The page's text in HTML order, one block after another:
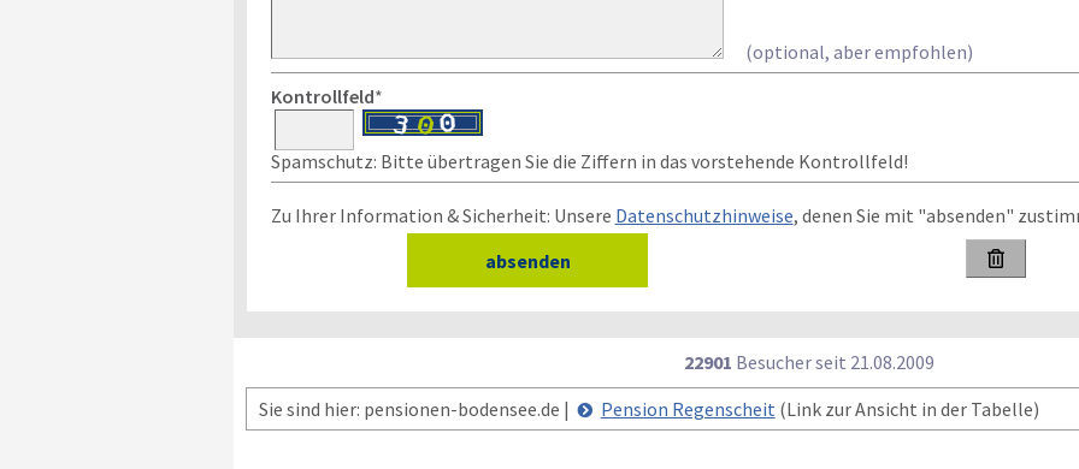
(optional, aber empfohlen)
Kontrollfeld*
Spamschutz: Bitte übertragen Sie die Ziffern in das vorstehende Kontrollfeld!
Zu Ihrer Information & Sicherheit: Unsere Datenschutzhinweise, denen Sie mit "absenden"

22901 Besucher seit 21.08.2009
Sie sind hier: pensionen-bodensee.de |
Pension Regenscheit (Link zur Ansicht in der Tabelle)